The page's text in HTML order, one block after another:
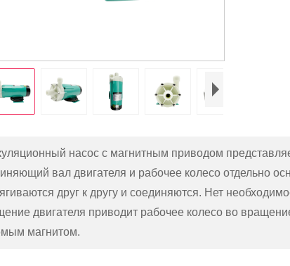
насос с магнитным приводом
вал двигателя и рабочее колесо отдельно
друг к другу и соединяются. Нет
двигателя приводит рабочее колесо во
магнитом.